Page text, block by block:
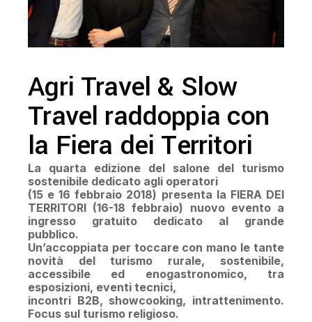
Agri Travel & Slow
Travel raddoppia con
la Fiera dei Territori
La quarta edizione del salone del turismo
sostenibile dedicato agli operatori
(15 e 16 febbraio 2018) presenta la FIERA DEI
TERRITORI (16-18 febbraio) nuovo evento a
ingresso gratuito dedicato al grande
pubblico.
Un’accoppiata per toccare con mano le tante
novità del turismo rurale, sostenibile,
accessibile ed enogastronomico, tra
esposizioni, eventi tecnici,
incontri B2B, showcooking, intrattenimento.
Focus sul turismo religioso.